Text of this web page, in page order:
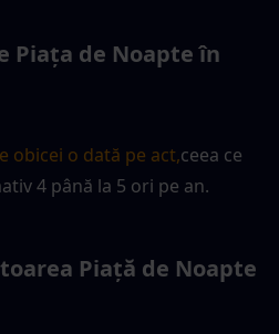
Piața de Noapte în
obicei o dată pe act,ceea ce
4 până la 5 ori pe an.
Piață de Noapte